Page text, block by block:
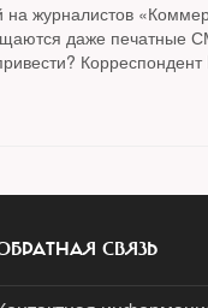
на журналистов
даже печатные
СВЯЗЬ